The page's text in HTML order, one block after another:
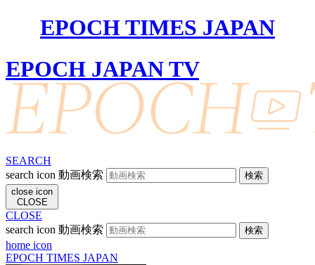
EPOCH TIMES JAPAN
EPOCH JAPAN TV
SEARCH
search icon 動画検索
close icon
CLOSE
CLOSE
search icon 動画検索
home icon
EPOCH TIMES JAPAN